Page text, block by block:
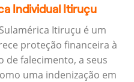
Individual Itiruçu
Itiruçu é um
proteção financeira à
de falecimento, a seus
uma indenização em